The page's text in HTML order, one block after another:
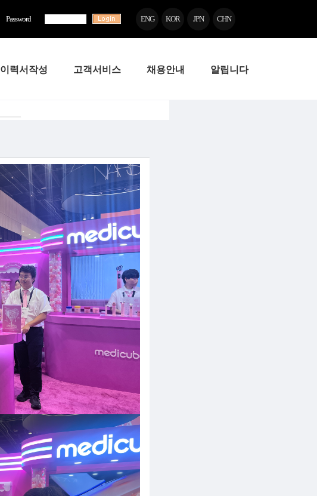
Password ENG KOR JPN CHN
이력서작성 고객서비스 채용안내 알립니다